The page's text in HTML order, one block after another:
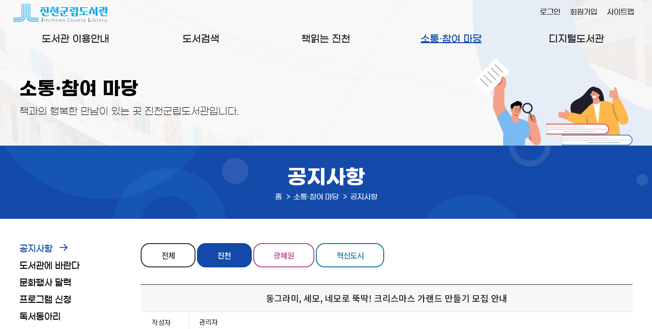
도서관 이용안내 도서검색 책읽는 진천 소통·참여 마당 디지털도서관
로그인 회원가입 사이트맵
소통·참여 마당
책과의 행복한 만남이 있는 곳 진천군립도서관입니다.
공지사항
홈 소통·참여 마당 공지사항
공지사항
도서관에 바란다
문화행사 달력
프로그램 신청
독서동아리
전체 진천 광혜원 혁신도시
동그라미, 세모, 네모로 뚝딱! 크리스마스 가랜드 만들기 모집 안내
작성자 관리자